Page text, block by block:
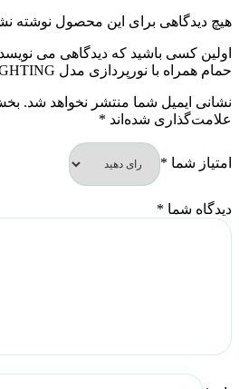
هیچ دیدگاهی برای این محصول نوشته
اولین کسی باشید که دیدگاهی می
حمام همراه با نورپردازی مدل LED LIGHTING”
نشانی ایمیل شما منتشر نخواهد شد.
علامت‌گذاری شده‌اند *
امتیاز شما *
دیدگاه شما *